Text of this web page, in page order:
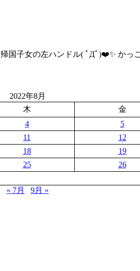
国子女の左ハンドル( ﾟДﾟ)❤️✨ か
2022年8月
木 金
4 5
11 12
18 19
25 26
« 7月
9月 »